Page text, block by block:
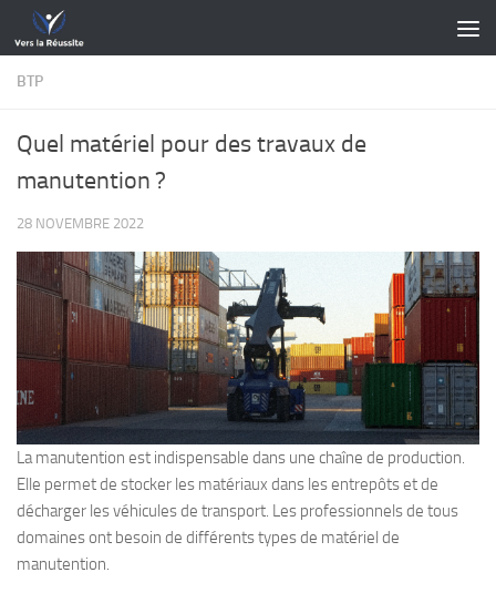
Skip to content
BTP
Quel matériel pour des travaux de
manutention ?
28 NOVEMBRE 2022
La manutention est indispensable dans une chaîne de production.
Elle permet de stocker les matériaux dans les entrepôts et de
décharger les véhicules de transport. Les professionnels de tous
domaines ont besoin de différents types de matériel de
manutention.